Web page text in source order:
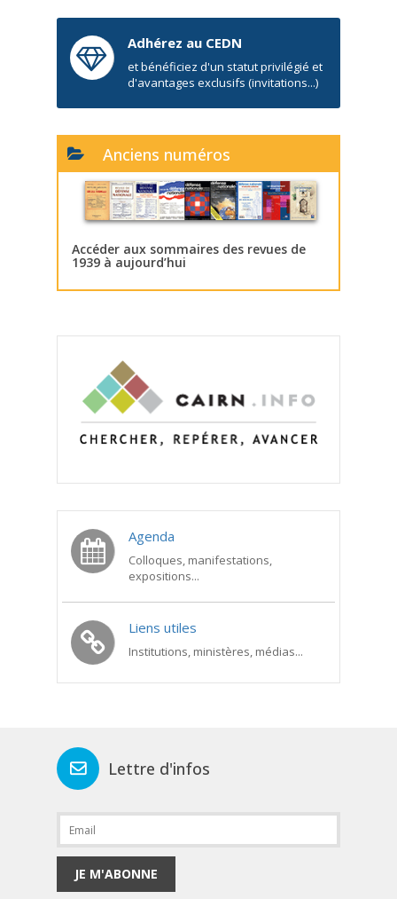
Adhérez au CEDN
et bénéficiez d'un statut privilégié et
d'avantages exclusifs (invitations...)
Anciens numéros
Accéder aux sommaires des revues de
1939 à aujourd’hui
Agenda
Colloques, manifestations,
expositions...
Liens utiles
Institutions, ministères, médias...
Lettre d'infos
JE M'ABONNE